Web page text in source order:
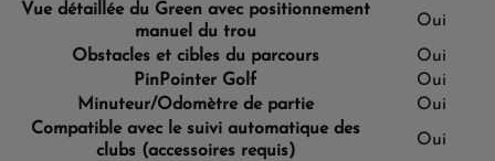
Vue détaillée du Green avec positionnement
manuel du trou
Oui
Obstacles et cibles du parcours
Oui
PinPointer Golf
Oui
Minuteur/Odomètre de partie
Oui
Compatible avec le suivi automatique des
clubs(accessoires requis)
Oui